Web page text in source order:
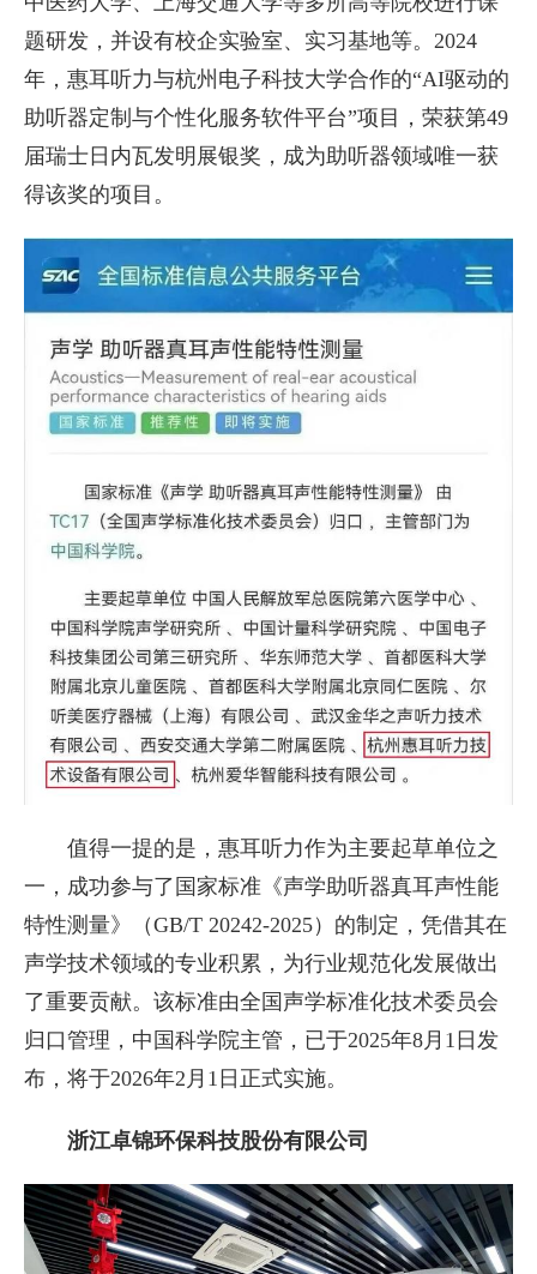
题研发，并设有校企实验室、实习基地等。2024
年，惠耳听力与杭州电子科技大学合作的“AI驱动的
助听器定制与个性化服务软件平台”项目，荣获第49
届瑞士日内瓦发明展银奖，成为助听器领域唯一获
得该奖的项目。
值得一提的是，惠耳听力作为主要起草单位之
一，成功参与了国家标准《声学助听器真耳声性能
特性测量》（GB/T 20242-2025）的制定，凭借其在
声学技术领域的专业积累，为行业规范化发展做出
了重要贡献。该标准由全国声学标准化技术委员会
归口管理，中国科学院主管，已于2025年8月1日发
布，将于2026年2月1日正式实施。
浙江卓锦环保科技股份有限公司